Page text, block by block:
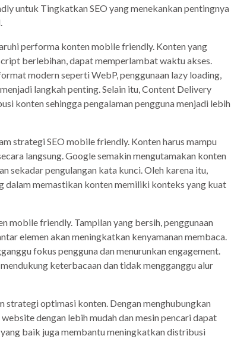
untuk Tingkatkan SEO yang menekankan pentingnya
performa konten mobile friendly. Konten yang
berlebihan, dapat memperlambat waktu akses.
modern seperti WebP, penggunaan lazy loading,
langkah penting. Selain itu, Content Delivery
konten sehingga pengalaman pengguna menjadi lebih
strategi SEO mobile friendly. Konten harus mampu
langsung. Google semakin mengutamakan konten
sekadar pengulangan kata kunci. Oleh karena itu,
dalam memastikan konten memiliki konteks yang kuat
mobile friendly. Tampilan yang bersih, penggunaan
elemen akan meningkatkan kenyamanan membaca.
fokus pengguna dan menurunkan engagement.
keterbacaan dan tidak mengganggu alur
strategi optimasi konten. Dengan menghubungkan
dengan lebih mudah dan mesin pencari dapat
baik juga membantu meningkatkan distribusi